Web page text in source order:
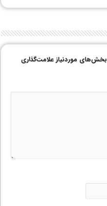
بخش‌های موردنیاز علامت‌گذاری